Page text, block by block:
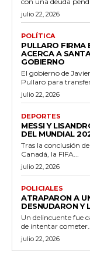
julio 22, 2026
POLÍTICA
PULLARO FIRMA
ACERCA A
GOBIERNO
El gobierno de
Pullaro para
julio 22, 2026
DEPORTES
MESSI Y
DEL MUNDIAL
Tras la conclusión
Canadá, la FIFA...
julio 22, 2026
POLICIALES
ATRAPARON A
DESNUDARON Y
Un delincuente fue
de intentar
julio 22, 2026